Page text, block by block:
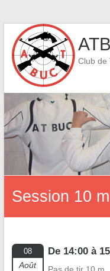
content
Club de
Session 10
08
Août
De 14:00 à